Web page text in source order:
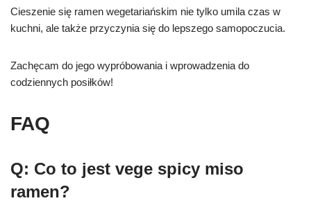
Cieszenie się ramen wegetariańskim nie tylko umila czas w
kuchni, ale także przyczynia się do lepszego samopoczucia.
Zachęcam do jego wypróbowania i wprowadzenia do
codziennych posiłków!
FAQ
Q: Co to jest vege spicy miso
ramen?